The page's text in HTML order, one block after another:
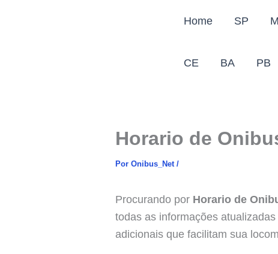
Home SP
CE BA PB
Horario de
Por Onibus_Net /
Procurando por Horario de
todas as informações
adicionais que facilitam sua